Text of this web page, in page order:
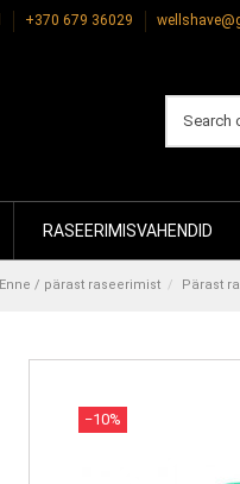
+370 679 36029
RASEERIMISVAHENDID
Enne / pärast raseerimist Pärast
−10%